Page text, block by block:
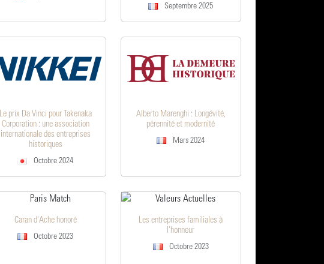
Septembre 2025
Le prix Da Vinci pour Takenaka
Corporation : une association
internationale des entreprises
historiques
Octobre 2024
Alberto Marenghi : Longévité,
pérennité et modernité
Mars 2024
Caran d'Ache honoré
Octobre 2023
Les entreprises familiales à
l'honneur
Octobre 2023